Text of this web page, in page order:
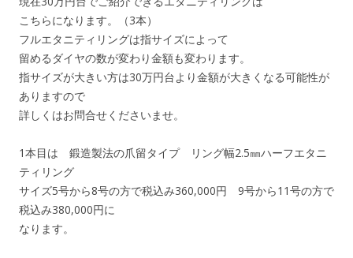
こちらになります。（3本）
フルエタニティリングは指サイズによって
留めるダイヤの数が変わり金額も変わります。
指サイズが大きい方は30万円台より金額が大きくなる可能性が
ありますので
詳しくはお問合せくださいませ。
1本目は 鍛造製法の爪留タイプ リング幅2.5㎜ハーフエタニ
ティリング
サイズ5号から8号の方で税込み360,000円 9号から11号の方で
税込み380,000円に
なります。